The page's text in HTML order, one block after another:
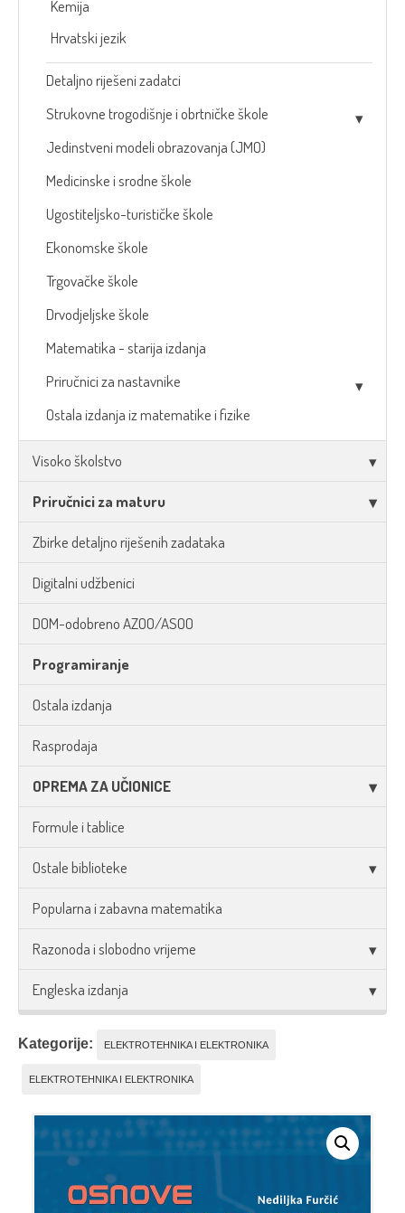
Kemija
Hrvatski jezik
Detaljno riješeni zadatci
Strukovne trogodišnje i obrtničke škole
Jedinstveni modeli obrazovanja (JMO)
Medicinske i srodne škole
Ugostiteljsko-turističke škole
Ekonomske škole
Trgovačke škole
Drvodjeljske škole
Matematika - starija izdanja
Priručnici za nastavnike
Ostala izdanja iz matematike i fizike
Visoko školstvo
Priručnici za maturu
Zbirke detaljno riješenih zadataka
Digitalni udžbenici
DOM-odobreno AZOO/ASOO
Programiranje
Ostala izdanja
Rasprodaja
OPREMA ZA UČIONICE
Formule i tablice
Ostale biblioteke
Popularna i zabavna matematika
Razonoda i slobodno vrijeme
Engleska izdanja
Kategorije: ELEKTROTEHNIKA I ELEKTRONIKA
ELEKTROTEHNIKA I ELEKTRONIKA